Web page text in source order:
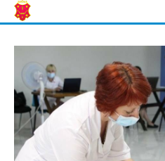
Skip
to